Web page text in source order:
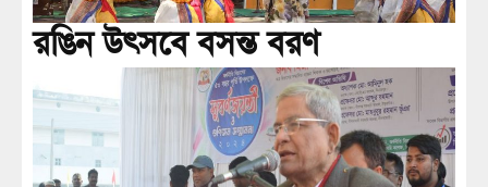
রঙিন উৎসবে বসন্ত বরণ